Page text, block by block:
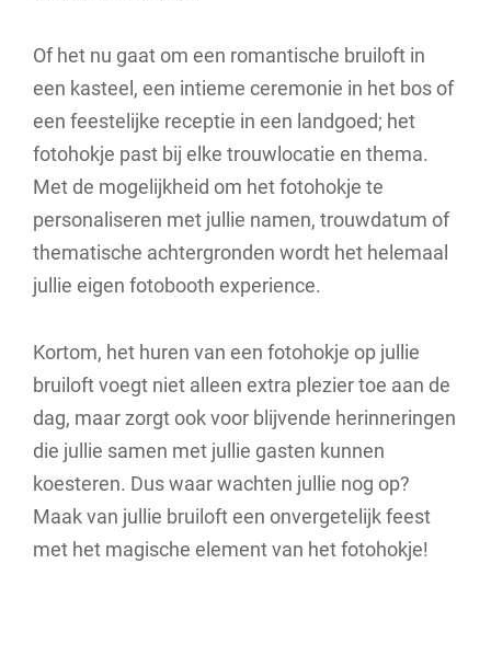
Of het nu gaat om een romantische bruiloft in
een kasteel, een intieme ceremonie in het bos of
een feestelijke receptie in een landgoed; het
fotohokje past bij elke trouwlocatie en thema.
Met de mogelijkheid om het fotohokje te
personaliseren met jullie namen, trouwdatum of
thematische achtergronden wordt het helemaal
jullie eigen fotobooth experience.
Kortom, het huren van een fotohokje op jullie
bruiloft voegt niet alleen extra plezier toe aan de
dag, maar zorgt ook voor blijvende herinneringen
die jullie samen met jullie gasten kunnen
koesteren. Dus waar wachten jullie nog op?
Maak van jullie bruiloft een onvergetelijk feest
met het magische element van het fotohokje!